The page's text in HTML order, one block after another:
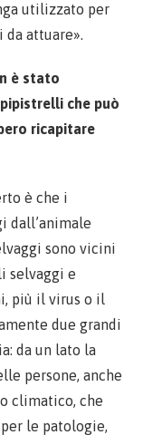
utilizzato per
attuare».
è stato
che può
ricapitare
è che i
dall’animale
sono vicini
selvaggi e
più il virus o il
due grandi
da un lato la
persone, anche
climatico, che
le patologie,